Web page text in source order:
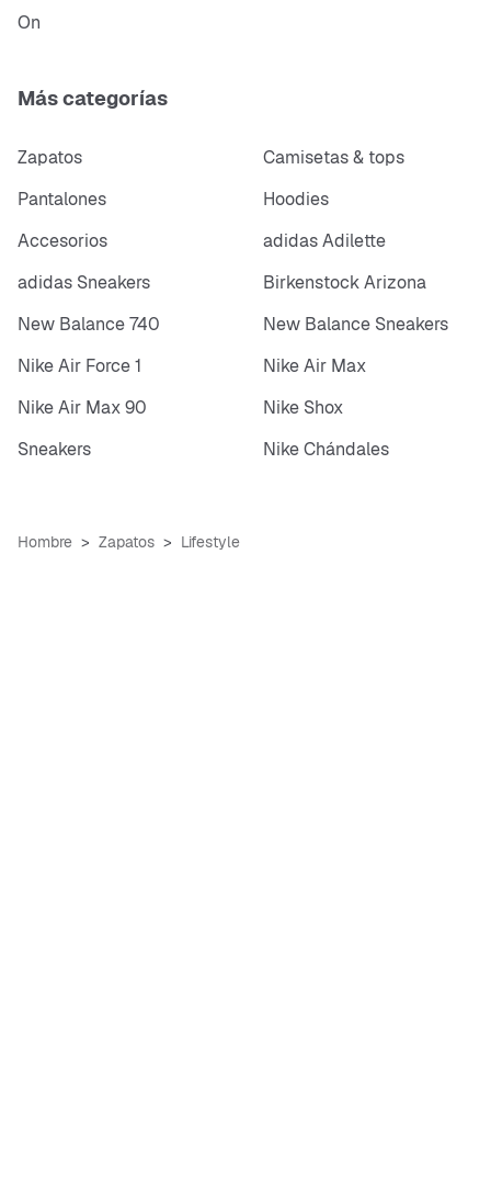
On
Más categorías
Zapatos
Camisetas & tops
Pantalones
Hoodies
Accesorios
adidas Adilette
adidas Sneakers
Birkenstock Arizona
New Balance 740
New Balance Sneakers
Nike Air Force 1
Nike Air Max
Nike Air Max 90
Nike Shox
Sneakers
Nike Chándales
Hombre Zapatos Lifestyle